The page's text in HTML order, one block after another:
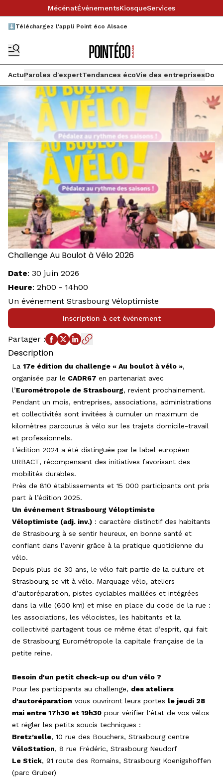
MécénatÉvénementsKiosqueServices
⬇️Téléchargez l'appli Point éco Alsace
ActuParoles d'expertTendances écoVie des entreprises
Challenge Au Boulot à Vélo 2026
Date: 30 juin 2026
Heure: 2h00 - 14h00
Un événement Strasbourg Véloptimiste
Inscription à cet événement
Partager :
Description
La 17e édition du challenge « Au boulot à vélo »,
organisée par le CADR67 en partenariat avec
l’Eurométropole de Strasbourg, revient prochainement.
Pendant un mois, entreprises, associations, administrations
et collectivités sont invitées à cumuler un maximum de
kilomètres parcourus à vélo sur les trajets domicile-travail
et professionnels.
L’édition 2024 a été distinguée par le label européen
URBACT, récompensant des initiatives favorisant des
mobilités durables.
Près de 810 établissements et 15 000 participants ont pris
part à l’édition 2025.
Un événement Strasbourg Véloptimiste
Véloptimiste (adj. inv.) : caractère distinctif des habitants
de Strasbourg à se sentir heureux, en bonne santé et
confiant dans l’avenir grâce à la pratique quotidienne du
vélo.
Depuis plus de 30 ans, le vélo fait partie de la culture et
Strasbourg se vit à vélo. Marquage vélo, ateliers
d’autoréparation, pistes cyclables maillées et intégrées
dans la ville (600 km) et mise en place du code de la rue :
les associations, les vélocistes, les habitants et la
collectivité partagent tous ce même état d’esprit, qui fait
de Strasbourg Eurométropole la capitale française de la
petite reine.
Besoin d'un petit check-up ou d'un vélo ?
Pour les participants au challenge, des ateliers
d'autoréparation vous ouvriront leurs portes le jeudi 28
mai entre 17h30 et 19h30 pour vérifier l'état de vos vélos
et régler les petits soucis techniques :
Bretz’selle, 10 rue des Bouchers, Strasbourg centre
VéloStation, 8 rue Frédéric, Strasbourg Neudorf
Le Stick, 91 route des Romains, Strasbourg Koenigshoffen
(parc Gruber)